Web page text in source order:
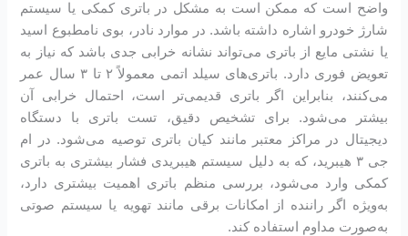
واضح است که ممکن است به مشکل در باتری کمکی یا سیستم
شارژ خودرو اشاره داشته باشد. در موارد نادر، بوی نامطبوع اسید
یا نشتی مایع از باتری می‌تواند نشانه خرابی جدی باشد که نیاز به
تعویض فوری دارد. باتری‌های سیلد اتمی معمولاً ۲ تا ۳ سال عمر
می‌کنند، بنابراین اگر باتری قدیمی‌تر است، احتمال خرابی آن
بیشتر می‌شود. برای تشخیص دقیق، تست باتری با دستگاه
دیجیتال در مراکز معتبر مانند کیان باتری توصیه می‌شود. در ام
جی ۳ هیبرید، که به دلیل سیستم هیبریدی فشار بیشتری به باتری
کمکی وارد می‌شود، بررسی منظم باتری اهمیت بیشتری دارد،
به‌ویژه اگر راننده از امکانات برقی مانند تهویه یا سیستم صوتی
به‌صورت مداوم استفاده کند.